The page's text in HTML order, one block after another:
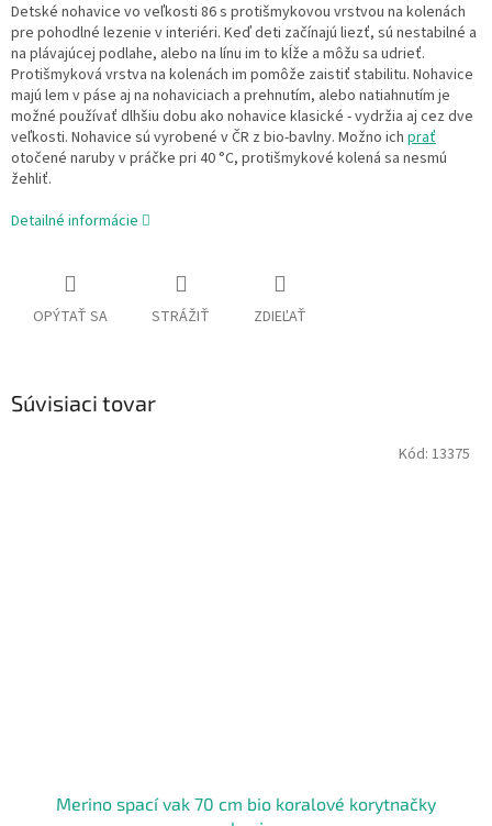
Detské nohavice vo veľkosti 86 s protišmykovou vrstvou na kolenách
pre pohodlné lezenie v interiéri. Keď deti začínajú liezť, sú nestabilné a
na plávajúcej podlahe, alebo na línu im to kĺže a môžu sa udrieť.
Protišmyková vrstva na kolenách im pomôže zaistiť stabilitu. Nohavice
majú lem v páse aj na nohaviciach a prehnutím, alebo natiahnutím je
možné používať dlhšiu dobu ako nohavice klasické - vydržia aj cez dve
veľkosti. Nohavice sú vyrobené v ČR z bio-bavlny. Možno ich prať
otočené naruby v práčke pri 40 °C, protišmykové kolená sa nesmú
žehliť.
Detailné informácie
OPÝTAŤ SA STRÁŽIŤ ZDIEĽAŤ
Súvisiaci tovar
Merino spací vak 70 cm bio koralové korytnačky
Kód: 13375